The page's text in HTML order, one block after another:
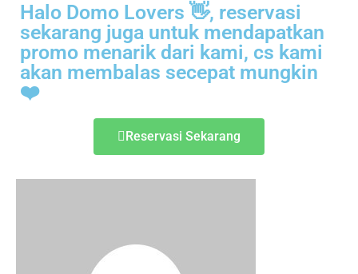
Halo Domo Lovers 👋, reservasi
sekarang juga untuk mendapatkan
promo menarik dari kami, cs kami
akan membalas secepat mungkin
❤️
Reservasi Sekarang